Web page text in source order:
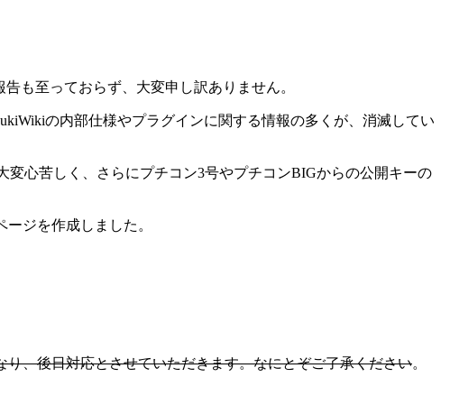
も至っておらず、大変申し訳ありません。
の内部仕様やプラグインに関する情報の多くが、消滅してい
心苦しく、さらにプチコン3号やプチコンBIGからの公開キーの
ジを作成しました。
、後日対応とさせていただきます。なにとぞご了承ください。